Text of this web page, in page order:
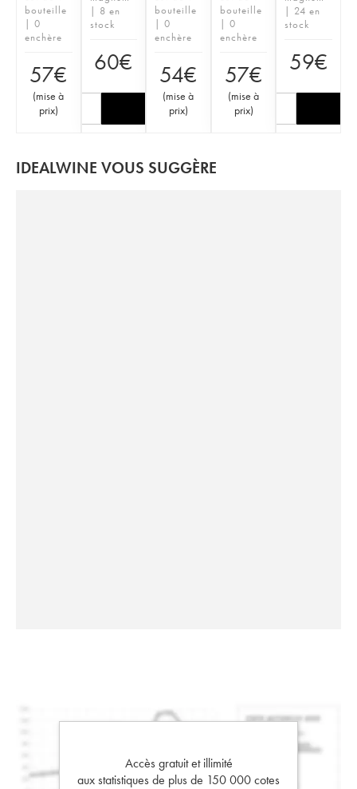
bouteille
| 0
enchère
57€
(mise à
prix)
| 8 en
stock
60€
bouteille
| 0
enchère
54€
(mise à
prix)
bouteille
| 0
enchère
57€
(mise à
prix)
| 24 en
stock
59€
IDEALWINE VOUS SUGGÈRE
Accès gratuit et illimité
aux statistiques de plus de 150 000 cotes